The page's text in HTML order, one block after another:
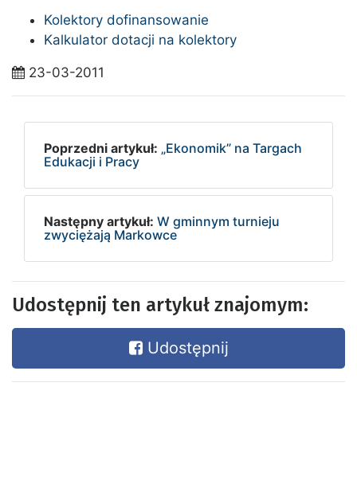
Kolektory dofinansowanie
Kalkulator dotacji na kolektory
23-03-2011
Poprzedni artykuł: „Ekonomik” na Targach
Edukacji i Pracy
Następny artykuł: W gminnym turnieju
zwyciężają Markowce
Udostępnij ten artykuł znajomym:
Udostępnij